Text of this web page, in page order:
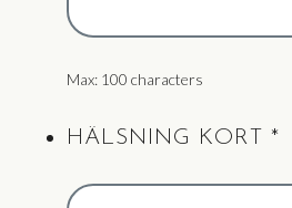
Max: 100 characters
HÄLSNING KORT *